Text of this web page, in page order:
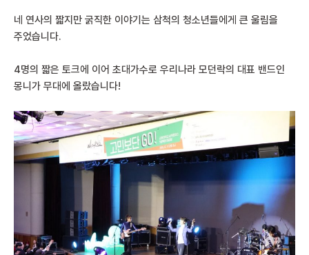
네 연사의 짧지만 굵직한 이야기는 삼척의 청소년들에게 큰 울림을
주었습니다.
4명의 짧은 토크에 이어 초대가수로 우리나라 모던락의 대표 밴드인
몽니가 무대에 올랐습니다!